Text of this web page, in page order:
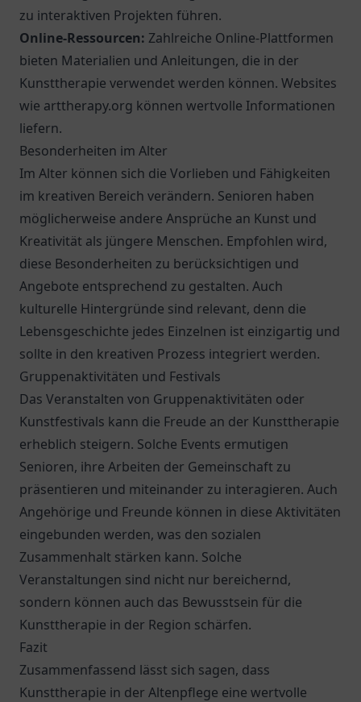
zu interaktiven Projekten führen.
Online-Ressourcen: Zahlreiche Online-Plattformen
bieten Materialien und Anleitungen, die in der
Kunsttherapie verwendet werden können. Websites
wie arttherapy.org können wertvolle Informationen
liefern.
Besonderheiten im Alter
Im Alter können sich die Vorlieben und Fähigkeiten
im kreativen Bereich verändern. Senioren haben
möglicherweise andere Ansprüche an Kunst und
Kreativität als jüngere Menschen. Empfohlen wird,
diese Besonderheiten zu berücksichtigen und
Angebote entsprechend zu gestalten. Auch
kulturelle Hintergründe sind relevant, denn die
Lebensgeschichte jedes Einzelnen ist einzigartig und
sollte in den kreativen Prozess integriert werden.
Gruppenaktivitäten und Festivals
Das Veranstalten von Gruppenaktivitäten oder
Kunstfestivals kann die Freude an der Kunsttherapie
erheblich steigern. Solche Events ermutigen
Senioren, ihre Arbeiten der Gemeinschaft zu
präsentieren und miteinander zu interagieren. Auch
Angehörige und Freunde können in diese Aktivitäten
eingebunden werden, was den sozialen
Zusammenhalt stärken kann. Solche
Veranstaltungen sind nicht nur bereichernd,
sondern können auch das Bewusstsein für die
Kunsttherapie in der Region schärfen.
Fazit
Zusammenfassend lässt sich sagen, dass
Kunsttherapie in der Altenpflege eine wertvolle